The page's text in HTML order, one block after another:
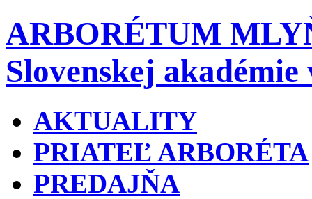
ARBORÉTUM
Slovenskej akadémie
AKTUALITY
PRIATEĽ ARBORÉTA
PREDAJŇA